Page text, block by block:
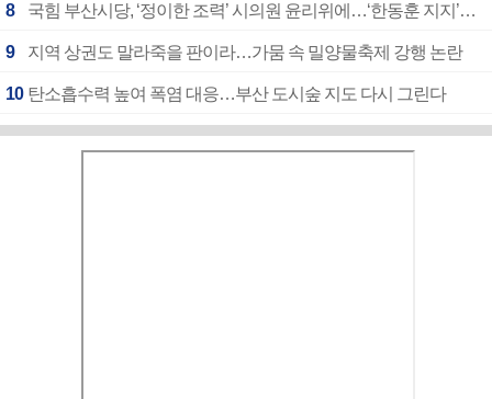
8 국힘 부산시당, ‘정이한 조력’ 시의원 윤리위에…‘한동훈 지지’도 신고접수
9 지역 상권도 말라죽을 판이라…가뭄 속 밀양물축제 강행 논란
10 탄소흡수력 높여 폭염 대응…부산 도시숲 지도 다시 그린다